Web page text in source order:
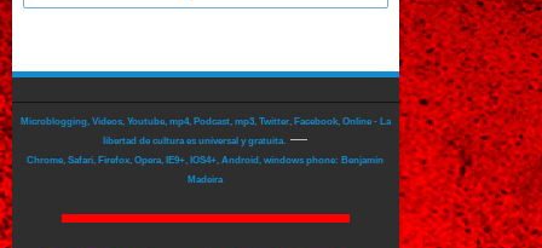
Microblogging, Videos, Youtube, mp4, Podcast, mp3, Twitter, Facebook, Online - La
libertad de cultura es universal y gratuita. —
Chrome, Safari, Firefox, Opera, IE9+, IOS4+, Android, windows phone: Benjamin
Madeira